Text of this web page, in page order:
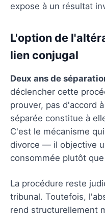
expose à un résultat
L'option de
lien conjugal
Deux ans de
déclencher cette
prouver, pas d'accord
séparée constitue à
C'est le mécanisme
divorce — il objective
consommée plutôt
La procédure reste
tribunal. Toutefois,
rend structurellement